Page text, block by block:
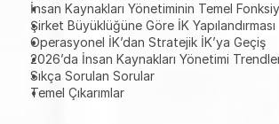
İnsan Kaynakları Yönetiminin Temel
Şirket Büyüklüğüne Göre İK Yapılandırması
Operasyonel İK’dan Stratejik İK’ya Geçiş
2026’da İnsan Kaynakları Yönetimi
Sıkça Sorulan Sorular
Temel Çıkarımlar